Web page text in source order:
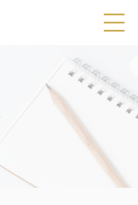
SPメニ
ー
展
用
ボ